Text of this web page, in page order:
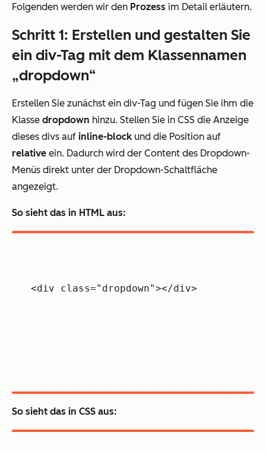
Folgenden werden wir den Prozess im Detail erläutern.
Schritt 1: Erstellen und gestalten Sie
ein div-Tag mit dem Klassennamen
„dropdown“
Erstellen Sie zunächst ein div-Tag und fügen Sie ihm die
Klasse dropdown hinzu. Stellen Sie in CSS die Anzeige
dieses divs auf inline-blockund die Position auf
relative ein. Dadurch wird der Content des Dropdown-
Menüs direkt unter der Dropdown-Schaltfläche
angezeigt.
So sieht das in HTML aus:
<div class="dropdown"></div>
So sieht das in CSS aus: